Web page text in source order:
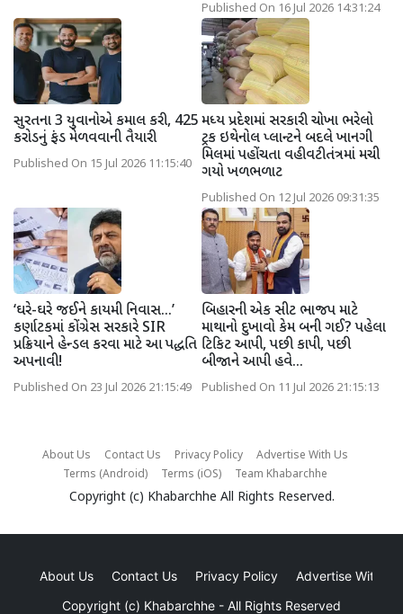
Published On 16 Jul 2026 14:31:24
સુરતના 3 યુવાનોએ કમાલ કરી, 425
કરોડનું ફંડ મેળવવાની તૈયારી
Published On 15 Jul 2026 11:15:40
મધ્ય પ્રદેશમાં સરકારી ચોખા ભરેલો
ટ્રક ઇથેનોલ પ્લાન્ટને બદલે ખાનગી
મિલમાં પહોંચતા વહીવટીતંત્રમાં મચી
ગયો ખળભળાટ
Published On 12 Jul 2026 09:31:35
‘ઘરે-ઘરે જઈને કાયમી નિવાસ...’
કર્ણાટકમાં કોંગ્રેસ સરકારે SIR
પ્રક્રિયાને હેન્ડલ કરવા માટે આ પદ્ધતિ
અપનાવી!
Published On 23 Jul 2026 21:15:49
બિહારની એક સીટ ભાજપ માટે
માથાનો દુખાવો કેમ બની ગઈ? પહેલા
ટિકિટ આપી, પછી કાપી, પછી
બીજાને આપી હવે...
Published On 11 Jul 2026 21:15:13
About Us Contact Us Privacy Policy
Advertise With Us
Terms (Android)
Terms (iOS) Team Khabarchhe
Copyright (c) Khabarchhe All Rights Reserved.
About Us Contact Us Privacy Policy
Advertise With Us
Copyright (c) Khabarchhe - All Rights Reserved